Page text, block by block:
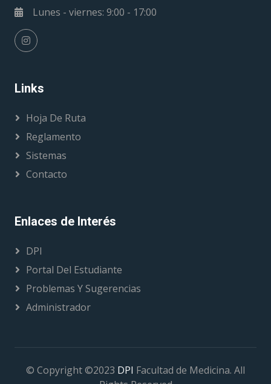
Lunes - viernes: 9:00 - 17:00
Links
Hoja De Ruta
Reglamento
Sistemas
Contacto
Enlaces de Interés
DPI
Portal Del Estudiante
Problemas Y Sugerencias
Administrador
© Copyright ©2023 DPI Facultad de Medicina. All